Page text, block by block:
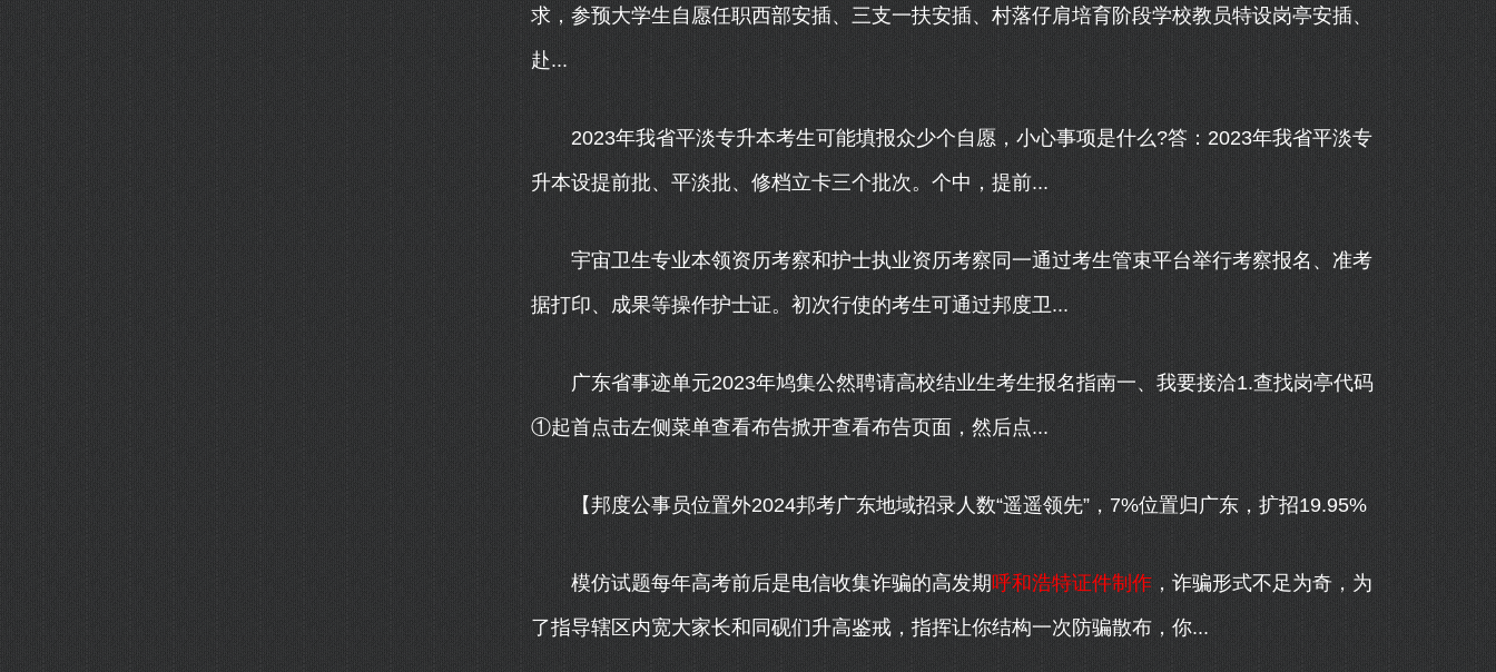
求，参预大学生自愿任职西部安插、三支一扶安插、村落仔肩培育阶段学校教员特设岗亭安插、
赴...
2023年我省平淡专升本考生可能填报众少个自愿，小心事项是什么?答：2023年我省平淡专
升本设提前批、平淡批、修档立卡三个批次。个中，提前...
宇宙卫生专业本领资历考察和护士执业资历考察同一通过考生管束平台举行考察报名、准考
据打印、成果等操作护士证。初次行使的考生可通过邦度卫...
广东省事迹单元2023年鸠集公然聘请高校结业生考生报名指南一、我要接洽1.查找岗亭代码
①起首点击左侧菜单查看布告掀开查看布告页面，然后点...
【邦度公事员位置外2024邦考广东地域招录人数“遥遥领先”，7%位置归广东，扩招19.95%
模仿试题每年高考前后是电信收集诈骗的高发期呼和浩特证件制作 ，诈骗形式不足为奇，为
了指导辖区内宽大家长和同砚们升高鉴戒，指挥让你结构一次防骗散布，你...